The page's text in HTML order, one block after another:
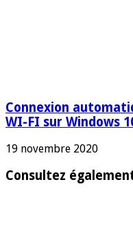
Connexion
WI-FI sur Windows
19 novembre 2020
Consultez